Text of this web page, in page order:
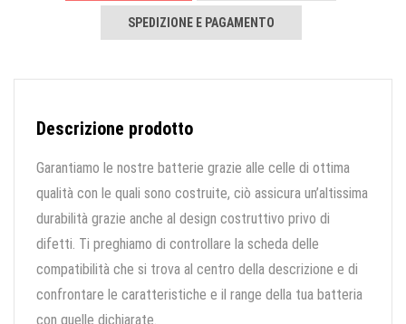
SPEDIZIONE E PAGAMENTO
Descrizione prodotto
Garantiamo le nostre batterie grazie alle celle di ottima
qualità con le quali sono costruite, ciò assicura un’altissima
durabilità grazie anche al design costruttivo privo di
difetti. Ti preghiamo di controllare la scheda delle
compatibilità che si trova al centro della descrizione e di
confrontare le caratteristiche e il range della tua batteria
con quelle dichiarate.